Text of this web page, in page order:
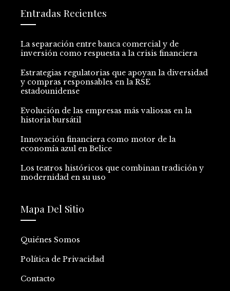
Entradas Recientes
La separación entre banca comercial y de
inversión como respuesta a la crisis financiera
Estrategias regulatorias que apoyan la diversidad
y compras responsables en la RSE
estadounidense
Evolución de las empresas más valiosas en la
historia bursátil
Innovación financiera como motor de la
economía azul en Belice
Los teatros históricos que combinan tradición y
modernidad en su uso
Mapa Del Sitio
Quiénes Somos
Política de Privacidad
Contacto